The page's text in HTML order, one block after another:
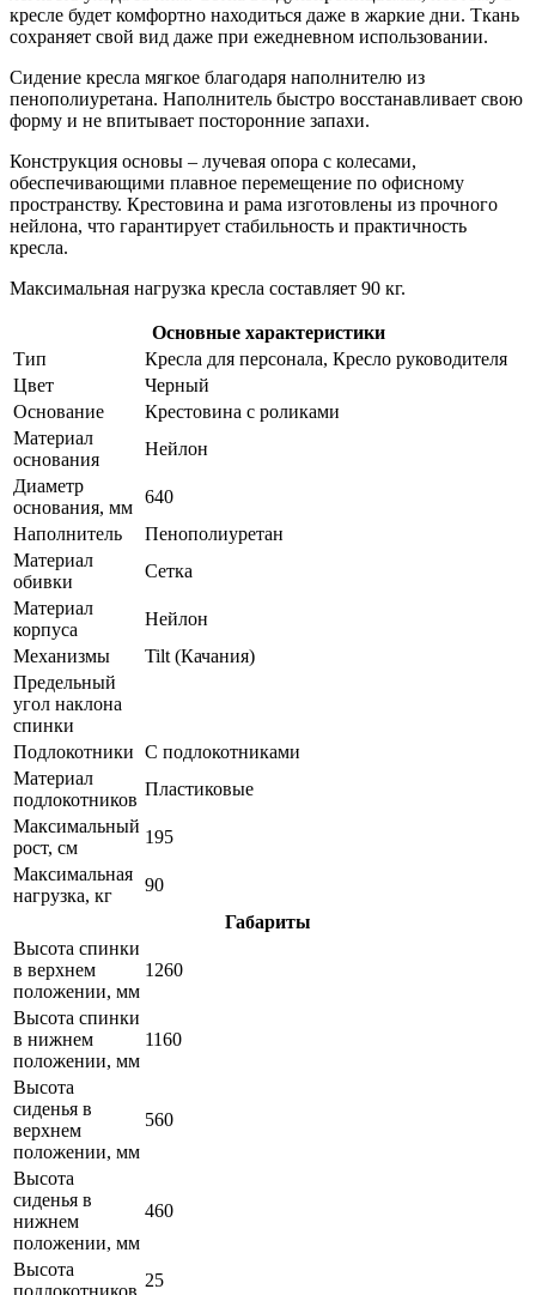
кресле будет комфортно находиться даже в жаркие дни. Ткань
сохраняет свой вид даже при ежедневном использовании.
Сидение кресла мягкое благодаря наполнителю из
пенополиуретана. Наполнитель быстро восстанавливает свою
форму и не впитывает посторонние запахи.
Конструкция основы – лучевая опора с колесами,
обеспечивающими плавное перемещение по офисному
пространству. Крестовина и рама изготовлены из прочного
нейлона, что гарантирует стабильность и практичность
кресла.
Максимальная нагрузка кресла составляет 90 кг.
Основные характеристики
Тип
Кресла для персонала, Кресло руководителя
Цвет
Черный
Основание
Крестовина с роликами
Материал
основания
Нейлон
Диаметр
основания, мм
640
Наполнитель
Пенополиуретан
Материал
обивки
Сетка
Материал
корпуса
Нейлон
Механизмы
Tilt (Качания)
Предельный
угол наклона
спинки
Подлокотники С подлокотниками
Материал
подлокотников
Пластиковые
Максимальный
рост, см
195
Максимальная
нагрузка, кг
90
Габариты
Высота спинки
в верхнем
положении, мм
1260
Высота спинки
в нижнем
положении, мм
1160
Высота
сиденья в
верхнем
положении, мм
560
Высота
сиденья в
нижнем
положении, мм
460
Высота
25